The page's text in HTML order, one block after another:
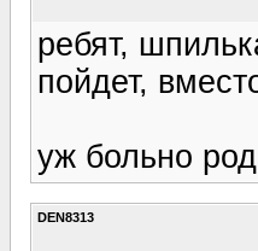
ребят,
пойдет,
уж больно
DEN8313